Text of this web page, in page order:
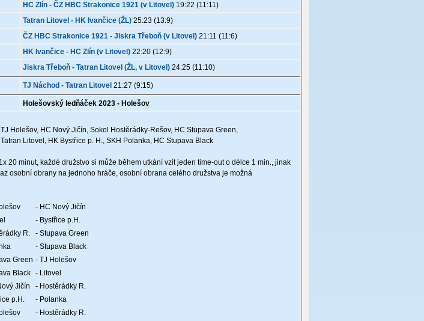
HC Zlín - ČZ HBC Strakonice 1921 (v Litovel) 19:22 (11:11)
Tatran Litovel - HK Ivančice (ŽL) 25:23 (13:9)
ČZ HBC Strakonice 1921 - Jiskra Třeboň (v Litovel) 21:11 (11:6)
HK Ivančice - HC Zlín (v Litovel) 22:20 (12:9)
Jiskra Třeboň - Tatran Litovel (ŽL, v Litovel) 24:25 (11:10)
TJ Náchod - Tatran Litovel 21:27 (9:15)
Holešovský ledňáček 2023 - Holešov
TJ Holešov, HC Nový Jičín, Sokol Hostěrádky-Rešov, HC Stupava Green,
Tatran Litovel, HK Bystřice p. H., SKH Polanka, HC Stupava Black
1x 20 minut, každé družstvo si může během utkání vzít jeden time-out o délce 1 min., jinak
osobní obrany na jednoho hráče, osobní obrana celého družstva je možná
- HC Nový Jičín
- Bystřice p.H.
R.
- Stupava Green
- Stupava Black
Green - TJ Holešov
Black
- Litovel
Jičín
- Hostěrádky R.
p.H.
- Polanka
- Hostěrádky R.